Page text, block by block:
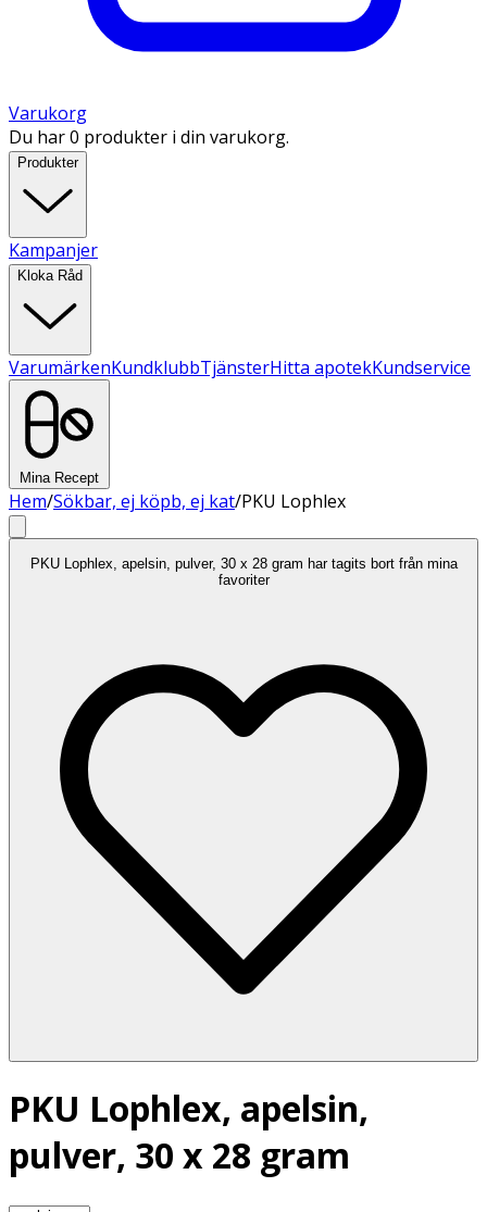
Varukorg
Du har 0 produkter i din varukorg.
Produkter
Kampanjer
Kloka Råd
VarumärkenKundklubbTjänsterHitta apotekKundservice
Mina Recept
Hem/Sökbar, ej köpb, ej kat/PKU Lophlex
PKU Lophlex, apelsin, pulver, 30 x 28 gram har tagits bort från mina
favoriter
PKU Lophlex, apelsin,
pulver, 30 x 28 gram